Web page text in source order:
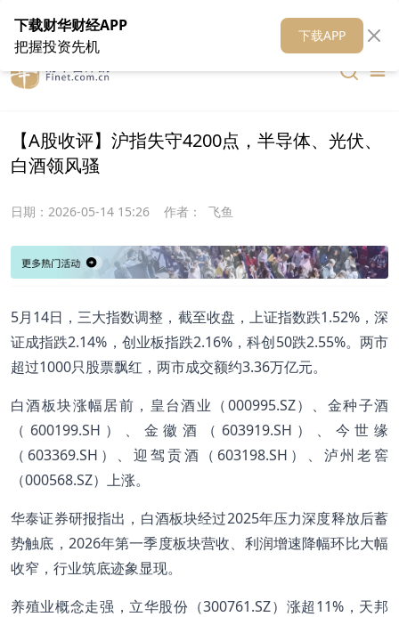
在线客服 关于我们 财华媒体矩阵 财华智库
【A股收评】沪指失守4200点，半导体、光伏、
白酒领风骚
日期： 2026-05-14 15:26 作者： 飞鱼
5月14日，三大指数调整，截至收盘，上证指数跌1.52%，深
证成指跌2.14%，创业板指跌2.16%，科创50跌2.55%。两市
超过1000只股票飘红，两市成交额约3.36万亿元。
白酒板块涨幅居前，皇台酒业（000995.SZ）、金种子酒
（600199.SH）、金徽酒（603919.SH）、今世缘
（603369.SH）、迎驾贡酒（603198.SH）、泸州老窖
（000568.SZ）上涨。
华泰证券研报指出，白酒板块经过2025年压力深度释放后蓄
势触底，2026年第一季度板块营收、利润增速降幅环比大幅
收窄，行业筑底迹象显现。
养殖业概念走强，立华股份（300761.SZ）涨超11%，天邦
下载财华财经APP
把握投资先机
下载APP